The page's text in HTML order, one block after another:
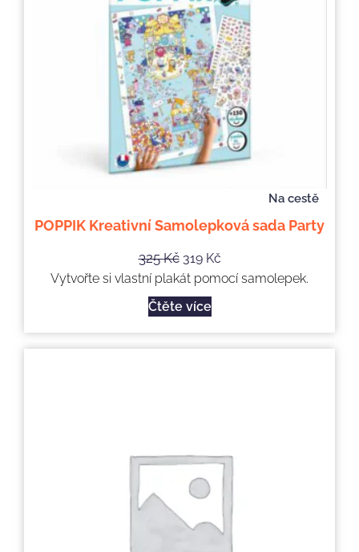
Na cestě
POPPIK Kreativní Samolepková sada Party
325Kč 319 Kč
Vytvořte si vlastní plakát pomocí samolepek.
Čtěte více